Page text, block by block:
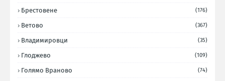
Брестовене (176)
Ветово (367)
Владимировци (35)
Глоджево (109)
Голямо Враново (74)